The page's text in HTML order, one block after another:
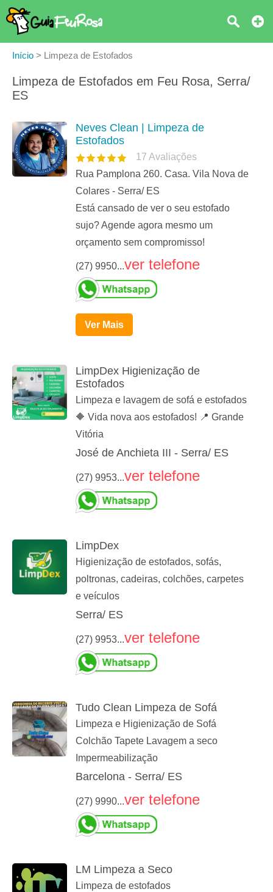
Início > Limpeza de Estofados
Limpeza de Estofados em Feu Rosa, Serra/
ES
Neves Clean | Limpeza de
Estofados
17 Avaliações
Rua Pamplona 260. Casa. Vila Nova de
Colares - Serra/ ES
Está cansado de ver o seu estofado
sujo? Agende agora mesmo um
orçamento sem compromisso!
(27) 9950...ver telefone
Ver Mais
LimpDex Higienização de
Estofados
Limpeza e lavagem de sofá e estofados
🔶 Vida nova aos estofados! 📍 Grande
Vitória
José de Anchieta III - Serra/ ES
(27) 9953...ver telefone
LimpDex
Higienização de estofados, sofás,
poltronas, cadeiras, colchões, carpetes
e veículos
Serra/ ES
(27) 9953...ver telefone
Tudo Clean Limpeza de Sofá
Limpeza e Higienização de Sofá
Colchão Tapete Lavagem a seco
Impermeabilização
Barcelona - Serra/ ES
(27) 9990...ver telefone
LM Limpeza a Seco
Limpeza de estofados